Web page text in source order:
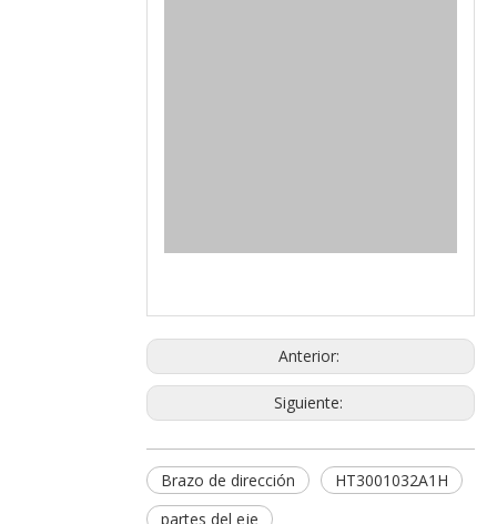
Anterior:
Siguiente:
Brazo de dirección
HT3001032A1H
partes del eje